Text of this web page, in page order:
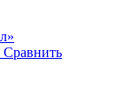
Сравнить